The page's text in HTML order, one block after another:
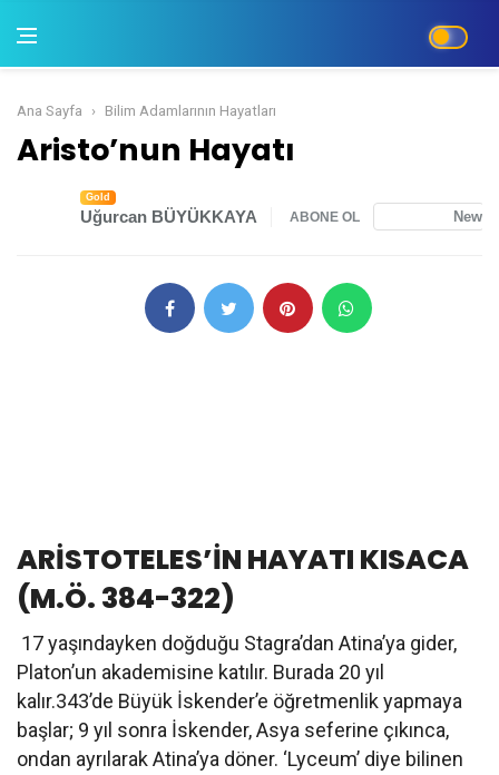
Ana Sayfa Bilim Adamlarının Hayatları
Aristo’nun Hayatı
Gold
Uğurcan BÜYÜKKAYA ABONE OL News
ARİSTOTELES’İN HAYATI KISACA
(M.Ö. 384-322)
17 yaşındayken doğduğu Stagra’dan Atina’ya gider,
Platon’un akademisine katılır. Burada 20 yıl
kalır.343’de Büyük İskender’e öğretmenlik yapmaya
başlar; 9 yıl sonra İskender, Asya seferine çıkınca,
ondan ayrılarak Atina’ya döner. ‘Lyceum’ diye bilinen